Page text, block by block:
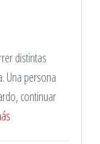
distintas
Una persona
continuar